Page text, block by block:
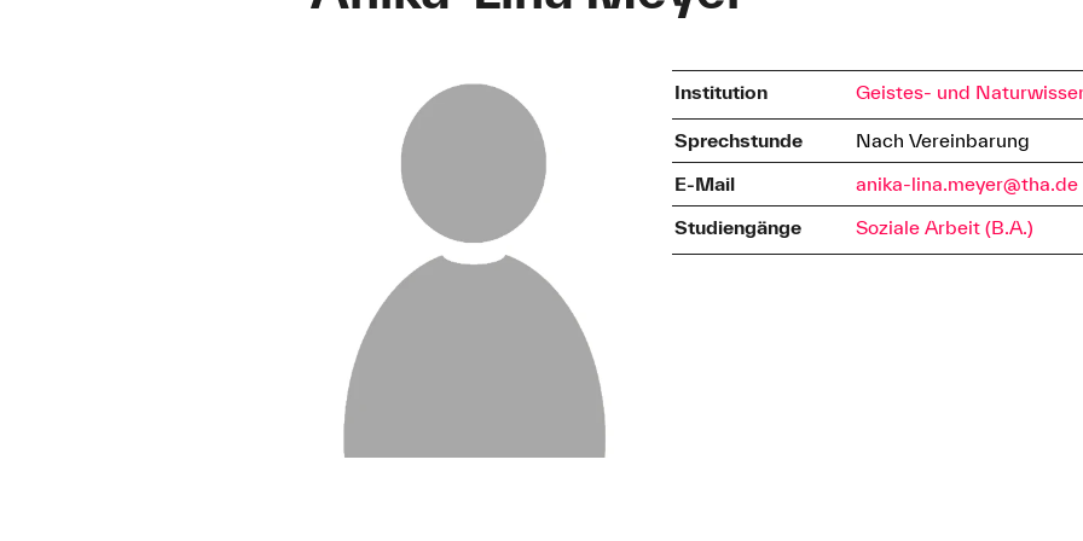
Institution Geistes- und
Sprechstunde
Nach Vereinbarung
E-Mail
anika-lina.meyer@tha.de
Studiengänge
Soziale Arbeit (B.A.)